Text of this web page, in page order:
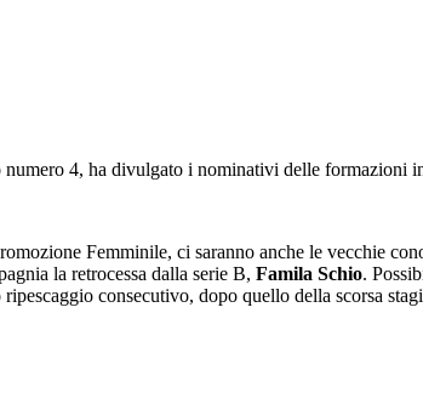
4, ha divulgato i nominativi delle formazioni
Femminile, ci saranno anche le vecchie
la retrocessa dalla serie B, Famila Schio.
ripescaggio consecutivo, dopo quello della scorsa